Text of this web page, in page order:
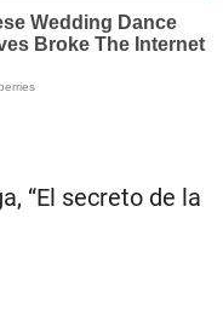
“El secreto de la